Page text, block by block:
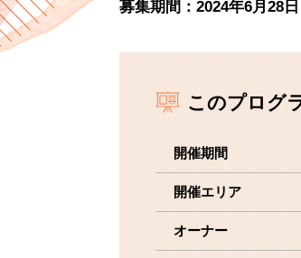
募集期間：2024年6月28
このプログ
開催期間
開催エリア
オーナー